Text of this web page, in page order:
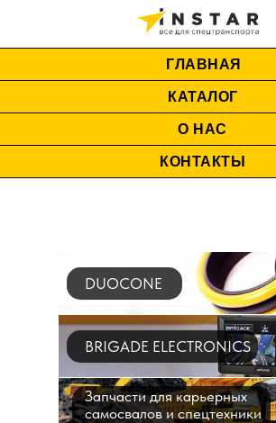
ГЛАВНАЯ
КАТАЛОГ
О НАС
КОНТАКТЫ
DUOCONE
BRIGADE ELECTRONICS
Запчасти для карьерных
самосвалов и спецтехники